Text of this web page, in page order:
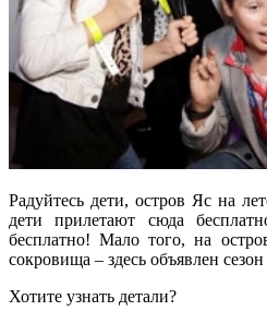
Радуйтесь дети, остров Яс на
дети прилетают сюда
бесплатно! Мало того, на
сокровища – здесь объявлен
Хотите узнать детали?